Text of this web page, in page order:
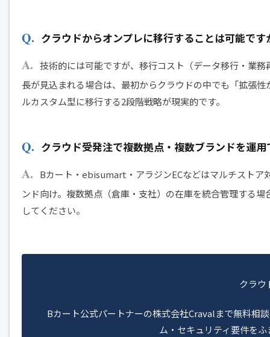
クラウドからオンプレに移行することは可能です
技術的には可能ですが、移行コスト（データ移行・業
長が見込まれる場合は、最初からクラウドの中でも「拡張
ルカスタム型に移行する2段階戦略が現実的です。
クラウド受発注で複数拠点・複数ブランドを運
Bカート・ebisumart・アラジンECなどはマルチストア
ンド向け。複数拠点（倉庫・支社）の在庫を統合管理する
してください。
クラウ
Bカート公式パートナーの株式会社Cravalまで無料相
ム・セキュリティ要件を